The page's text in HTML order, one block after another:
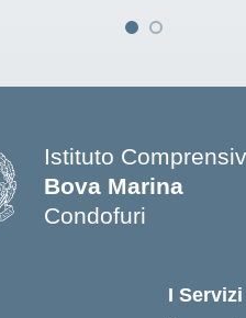
Istituto
Bova Marina
Condofuri
I Servizi